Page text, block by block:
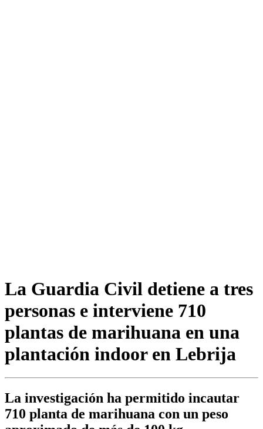
La Guardia Civil detiene a tres
personas e interviene 710
plantas de marihuana en una
plantación indoor en Lebrija
La investigación ha permitido incautar
710 planta de marihuana con un peso